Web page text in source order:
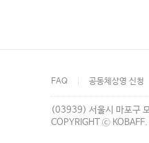
FAQ 공동체상영 신청
(03939) 서울시 마포구
COPYRIGHT ⓒ